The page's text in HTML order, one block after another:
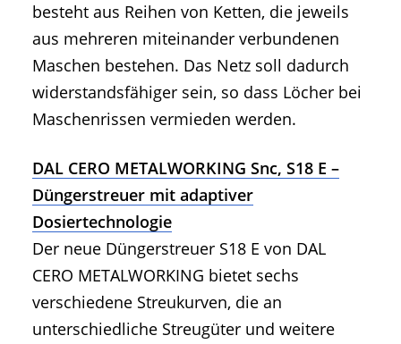
besteht aus Reihen von Ketten, die jeweils
aus mehreren miteinander verbundenen
Maschen bestehen. Das Netz soll dadurch
widerstandsfähiger sein, so dass Löcher bei
Maschenrissen vermieden werden.
DAL CERO METALWORKING Snc, S18 E –
Düngerstreuer mit adaptiver
Dosiertechnologie
Der neue Düngerstreuer S18 E von DAL
CERO METALWORKING bietet sechs
verschiedene Streukurven, die an
unterschiedliche Streugüter und weitere